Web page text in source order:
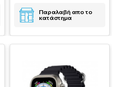
Παραλαβή απο το
κατάστημα